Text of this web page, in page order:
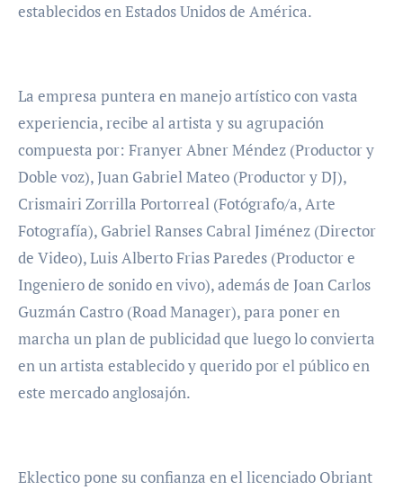
establecidos en Estados Unidos de América.
La empresa puntera en manejo artístico con vasta
experiencia, recibe al artista y su agrupación
compuesta por: Franyer Abner Méndez (Productor y
Doble voz), Juan Gabriel Mateo (Productor y DJ),
Crismairi Zorrilla Portorreal (Fotógrafo/a, Arte
Fotografía), Gabriel Ranses Cabral Jiménez (Director
de Video), Luis Alberto Frias Paredes (Productor e
Ingeniero de sonido en vivo), además de Joan Carlos
Guzmán Castro (Road Manager), para poner en
marcha un plan de publicidad que luego lo convierta
en un artista establecido y querido por el público en
este mercado anglosajón.
Eklectico pone su confianza en el licenciado Obriant